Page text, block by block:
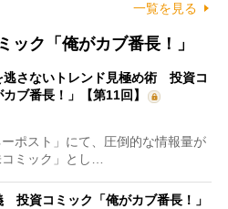
一覧を見る
ック「俺がカブ番長！」
逃さないトレンド見極め術 投資コ
ブ番長！」【第11回】
ポスト」にて、圧倒的な情報量が
ミック」とし…
投資コミック「俺がカブ番長！」